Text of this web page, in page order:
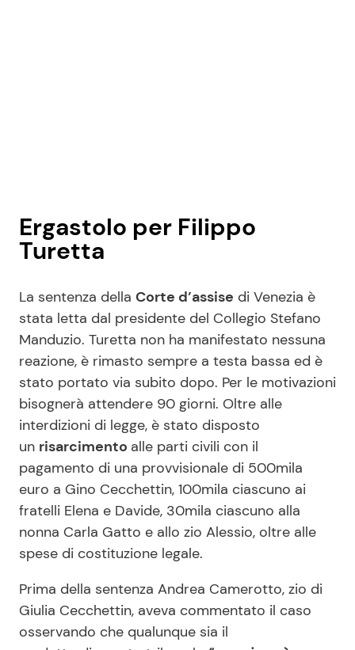
Ergastolo per Filippo
Turetta
La sentenza della Corte d’assise di Venezia è
stata letta dal presidente del Collegio Stefano
Manduzio. Turetta non ha manifestato nessuna
reazione, è rimasto sempre a testa bassa ed è
stato portato via subito dopo. Per le motivazioni
bisognerà attendere 90 giorni. Oltre alle
interdizioni di legge, è stato disposto
un risarcimento alle parti civili con il
pagamento di una provvisionale di 500mila
euro a Gino Cecchettin, 100mila ciascuno ai
fratelli Elena e Davide, 30mila ciascuno alla
nonna Carla Gatto e allo zio Alessio, oltre alle
spese di costituzione legale.
Prima della sentenza Andrea Camerotto, zio di
Giulia Cecchettin, aveva commentato il caso
osservando che qualunque sia il